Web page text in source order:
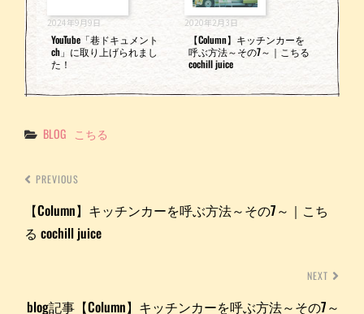
2024年9月9日
YouTube「巷ドキュメント
ch」に取り上げられまし
た！
2020年2月3日
【Column】キッチンカーを
呼ぶ方法～その7～｜こちる
cochill juice
Categories
BLOG こちる
PREVIOUS
【Column】キッチンカーを呼ぶ方法～その7～｜こち
る cochill juice
NEXT
blog記事【Column】キッチンカーを呼ぶ方法～その7～